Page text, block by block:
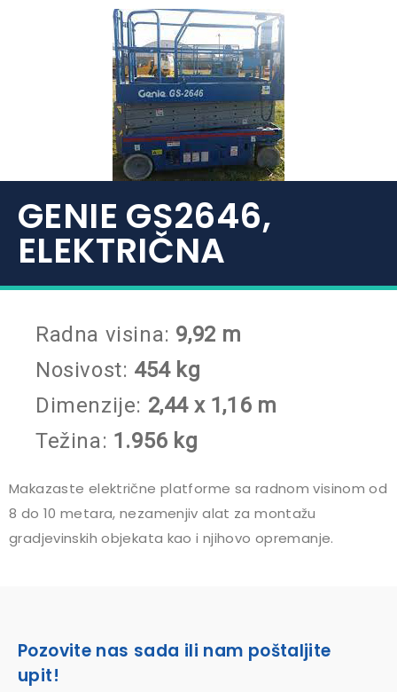
GENIE GS2646,
ELEKTRIČNA
Radna visina: 9,92 m
Nosivost: 454 kg
Dimenzije: 2,44 x 1,16 m
Težina: 1.956 kg
Makazaste električne platforme sa radnom visinom od
8 do 10 metara, nezamenjiv alat za montažu
gradjevinskih objekata kao i njihovo opremanje.
Pozovite nas sada ili nam poštaljite
upit!